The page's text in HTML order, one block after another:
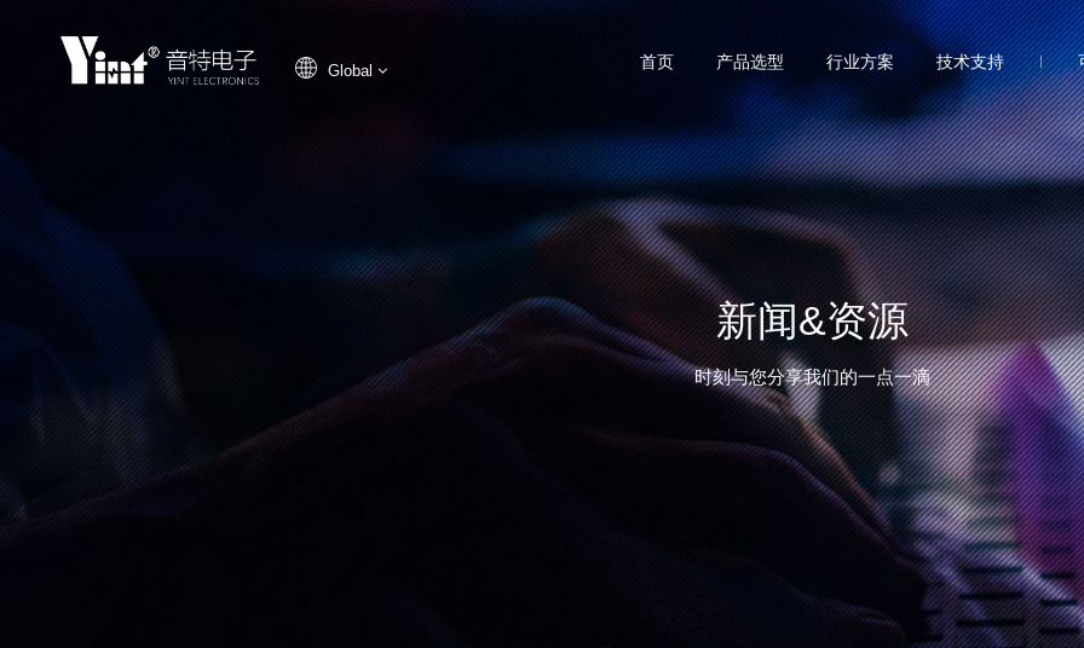
Global 首页 产品选型 行业方案 技术支持
新闻&资源
时刻与您分享我们的一点一滴